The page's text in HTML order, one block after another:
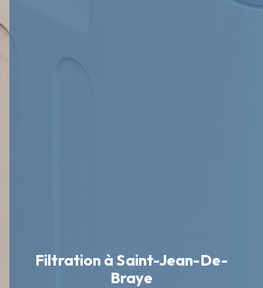
Filtration à Saint-Jean-De-
Braye